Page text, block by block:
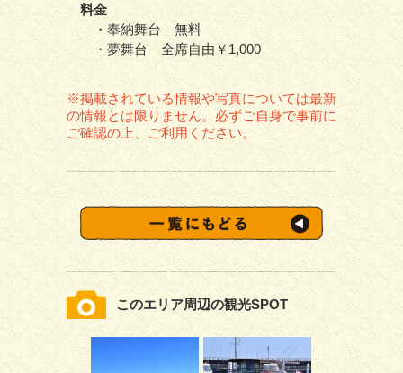
料金
・奉納舞台 無料
・夢舞台 全席自由￥1,000
※掲載されている情報や写真については最新
の情報とは限りません。必ずご自身で事前に
ご確認の上、ご利用ください。
このエリア周辺の観光SPOT